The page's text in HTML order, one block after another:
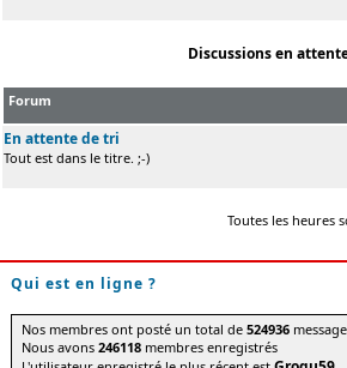
Discussions en
Forum
En attente de tri
Tout est dans le titre. ;-)
Toutes les heures
Qui est en ligne ?
Nos membres ont posté un total de524936
Nous avons246118 membres enregistrés